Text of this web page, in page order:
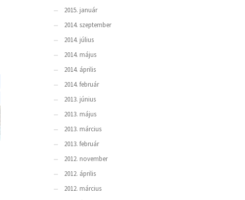
2015. január
2014. szeptember
2014. július
2014. május
2014. április
2014. február
2013. június
2013. május
2013. március
2013. február
2012. november
2012. április
2012. március